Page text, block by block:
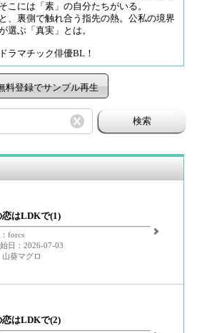
こには「素」の自分たちがいる。
、裏側で触れ合う指先の熱。公私の境界
選ぶ「真実」とは。
ラマチック俳優BL！
料登録でサンプル再生
検索
恋はLDKで(1)
forcs
日：2026-07-03
山葵マグロ
恋はLDKで(2)